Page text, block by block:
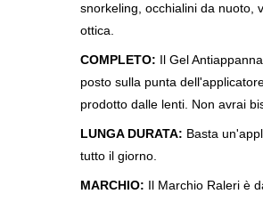
snorkeling, occhialini da nuoto,
ottica.
COMPLETO: Il Gel
posto sulla punta
prodotto dalle lenti. Non avrai
LUNGA DURATA: Basta
tutto il giorno.
MARCHIO: Il Marchio Raleri è